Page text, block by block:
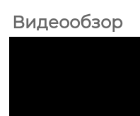
Видеообзор